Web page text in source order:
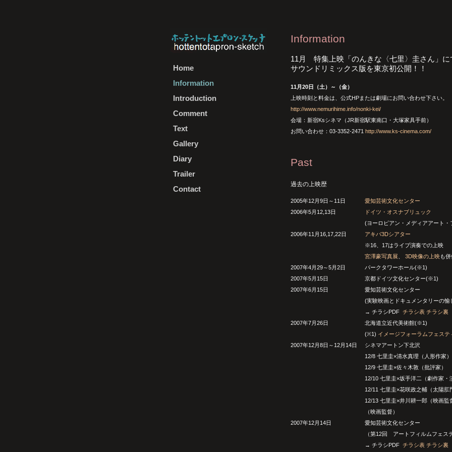
Home
Information
Introduction
Comment
Text
Gallery
Diary
Trailer
Contact
Information
11月 特集上映「のんきな〈七里〉圭さん」に
サウンドリミックス版を東京初公開！！
11月20日（土）～（金）
上映時刻と料金は、公式HPまたは劇場にお問い合わせ下さい。
http://www.nemurihime.info/nonki-kei/
会場：新宿Ksシネマ（JR新宿駅東南口・大塚家具手前）
お問い合わせ：03-3352-2471 http://www.ks-cinema.com/
Past
過去の上映歴
2005年12月9日～11日
愛知芸術文化センター
2006年5月12,13日
ドイツ・オスナブリュック
(ヨーロピアン・メディアアート・
2006年11月16,17,22日
アキバ3Dシアター
※16、17はライブ演奏での上映
宮澤豪写真展
3D映像の上映も
2007年4月29～5月2日
パークタワーホール(※1)
2007年5月15日
京都ドイツ文化センター(※1)
2007年6月15日
愛知芸術文化センター
(実験映画とドキュメンタリーの愉
→ チラシPDF チラシ表 チラシ裏
2007年7月26日
北海道立近代美術館(※1)
(※1) イメージフォーラムフェステ
2007年12月8日～12月14日
シネマアートン下北沢
12/8 七里圭×清水真理（人形作家）
12/9 七里圭×佐々木敦（批評家）
12/10 七里圭×坂手洋二（劇作家
12/11 七里圭×花咲政之輔（太陽肛
12/13 七里圭×井川耕一郎（映画監
（映画監督）
2007年12月14日
愛知芸術文化センター
（第12回 アートフィルムフェス
→ チラシPDF チラシ表 チラシ裏